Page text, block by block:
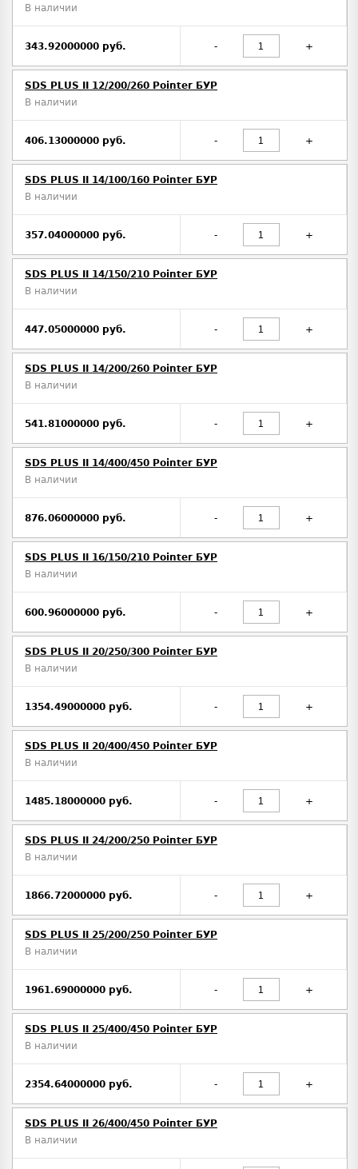
В наличии
343.92000000 руб. - +
SDS PLUS II 12/200/260 Pointer БУР
В наличии
406.13000000 руб. - +
SDS PLUS II 14/100/160 Pointer БУР
В наличии
357.04000000 руб. - +
SDS PLUS II 14/150/210 Pointer БУР
В наличии
447.05000000 руб. - +
SDS PLUS II 14/200/260 Pointer БУР
В наличии
541.81000000 руб. - +
SDS PLUS II 14/400/450 Pointer БУР
В наличии
876.06000000 руб. - +
SDS PLUS II 16/150/210 Pointer БУР
В наличии
600.96000000 руб. - +
SDS PLUS II 20/250/300 Pointer БУР
В наличии
1354.49000000 руб. - +
SDS PLUS II 20/400/450 Pointer БУР
В наличии
1485.18000000 руб. - +
SDS PLUS II 24/200/250 Pointer БУР
В наличии
1866.72000000 руб. - +
SDS PLUS II 25/200/250 Pointer БУР
В наличии
1961.69000000 руб. - +
SDS PLUS II 25/400/450 Pointer БУР
В наличии
2354.64000000 руб. - +
SDS PLUS II 26/400/450 Pointer БУР
В наличии